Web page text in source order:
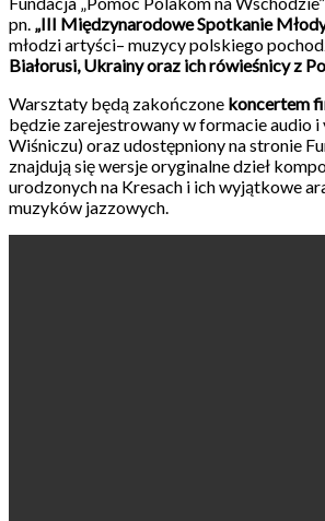
pn. „III Międzynarodowe Spotkanie
młodzi artyści– muzycy polskiego
Białorusi, Ukrainy oraz ich rówieśnicy z
Warsztaty będą zakończone koncertem
będzie zarejestrowany w formacie audio i
Wiśniczu) oraz udostępniony na stronie
znajdują się wersje oryginalne dzieł
urodzonych na Kresach i ich wyjątkowe
muzyków jazzowych.